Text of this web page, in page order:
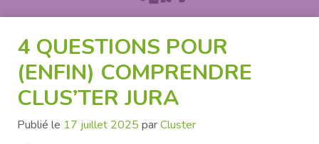
4 QUESTIONS POUR
(ENFIN) COMPRENDRE
CLUS’TER JURA
Publié le 17 juillet 2025 parCluster